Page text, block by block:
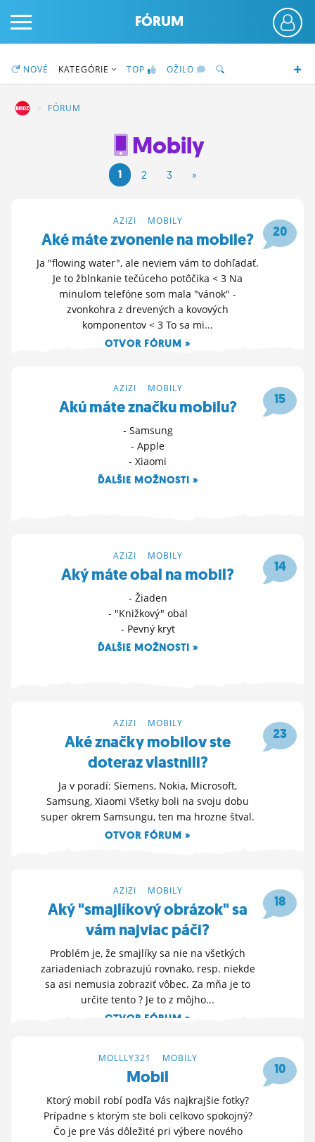
PRIHLÁS SA
STATUSY
BLOGY
OBRÁZKY
ĽUDIA
NASTAVENIA
ROLETA
FÓRUM
NOVÉ KATEGÓRIE TOP OŽILO
FÓRUM
Mobily
1 2 3 »
20
AZIZI MOBILY
Aké máte zvonenie na mobile?
Ja "flowing water", ale neviem vám to dohľadať.
Je to žblnkanie tečúceho potôčika < 3 Na
minulom telefóne som mala "vánok" -
zvonkohra z drevených a kovových
komponentov < 3 To sa mi...
OTVOR FÓRUM »
15
AZIZI MOBILY
Akú máte značku mobilu?
- Samsung
- Apple
- Xiaomi
ĎALŠIE MOŽNOSTI »
14
AZIZI MOBILY
Aký máte obal na mobil?
- Žiaden
- "Knižkový" obal
- Pevný kryt
ĎALŠIE MOŽNOSTI »
23
AZIZI MOBILY
Aké značky mobilov ste
doteraz vlastnili?
Ja v poradí: Siemens, Nokia, Microsoft,
Samsung, Xiaomi Všetky boli na svoju dobu
super okrem Samsungu, ten ma hrozne štval.
OTVOR FÓRUM »
18
AZIZI MOBILY
Aký "smajlíkový obrázok" sa
vám najviac páči?
Problém je, že smajlíky sa nie na všetkých
zariadeniach zobrazujú rovnako, resp. niekde
sa asi nemusia zobraziť vôbec. Za mňa je to
určite tento ? Je to z môjho...
OTVOR FÓRUM »
10
MOLLLY321 MOBILY
Mobil
Ktorý mobil robí podľa Vás najkrajšie fotky?
Prípadne s ktorým ste boli celkovo spokojný?
Čo je pre Vás dôležité pri výbere nového